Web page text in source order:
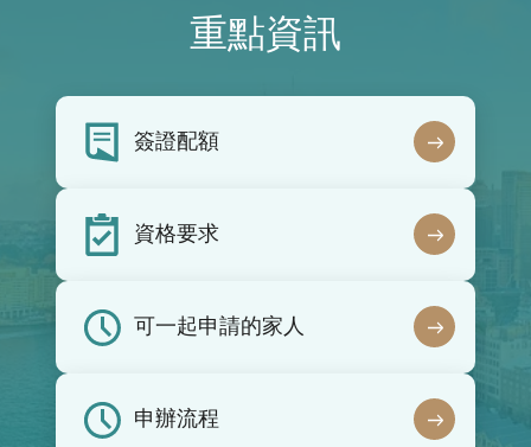
重點資訊
簽證配額
資格要求
可一起申請的家人
申辦流程